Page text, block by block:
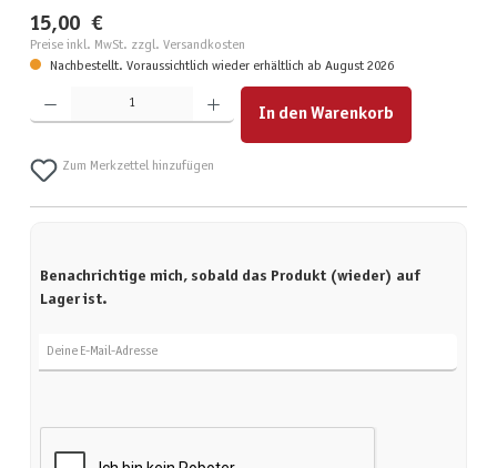
15,00 €
Preise inkl. MwSt. zzgl. Versandkosten
Nachbestellt. Voraussichtlich wieder erhältlich ab August 2026
Produkt Anzahl: Gib den gewünschten Wert ein oder benutze die Schaltflächen um die Anzahl zu
In den Warenkorb
Zum Merkzettel hinzufügen
Benachrichtige mich, sobald das Produkt (wieder) auf
Lager ist.